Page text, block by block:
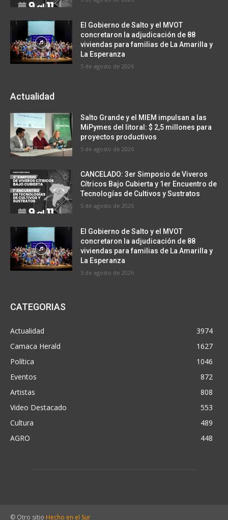
El Gobierno de Salto y el MVOT
concretaron la adjudicación de 88
viviendas para familias de La Amarilla y
La Esperanza
5 de agosto de 2026
Actualidad
Salto Grande y el MIEM impulsan a las
MiPymes del litoral: $ 2,5 millones para
proyectos productivos
5 de agosto de 2026
CANCELADO: 3er Simposio de Viveros
Cítricos Bajo Cubierta y 1er Encuentro de
Tecnologías de Cultivos y Sustratos
5 de agosto de 2026
El Gobierno de Salto y el MVOT
concretaron la adjudicación de 88
viviendas para familias de La Amarilla y
La Esperanza
5 de agosto de 2026
CATEGORIAS
Actualidad
3974
Camaca Herald
1627
Política
1046
Eventos
872
Artistas
808
Video Destacado
553
Cultura
489
AGRO
448
© Otro sitio Hecho en el Sur